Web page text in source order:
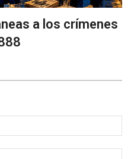
a los crímenes